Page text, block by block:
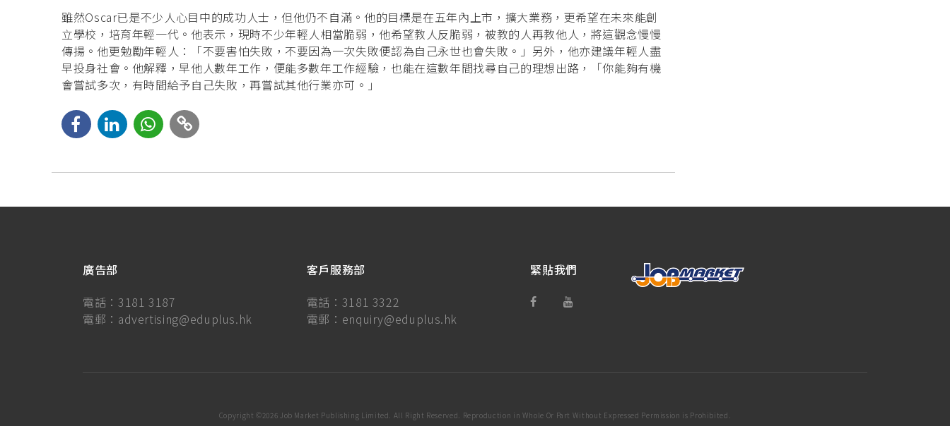
雖然Oscar已是不少人心目中的成功人士，但他仍不自滿。他的目標是在五年內上市，擴大業務，更希望在未來能創
立學校，培育年輕一代。他表示，現時不少年輕人相當脆弱，他希望教人反脆弱，被教的人再教他人，將這觀念慢慢
傳揚。他更勉勵年輕人：「不要害怕失敗，不要因為一次失敗便認為自己永世也會失敗。」另外，他亦建議年輕人盡
早投身社會。他解釋，早他人數年工作，便能多數年工作經驗，也能在這數年間找尋自己的理想出路，「你能夠有機
會嘗試多次，有時間給予自己失敗，再嘗試其他行業亦可。」
廣告部
電話： 3181 3187
電郵： advertising@eduplus.hk
客戶服務部
電話： 3181 3322
電郵： enquiry@eduplus.hk
緊貼我們
Copyright ©2026 Job Market Publishing Limited. All Right Reserved. Reproduction in Whole Or Part Without Expressed Permission is Prohibited.